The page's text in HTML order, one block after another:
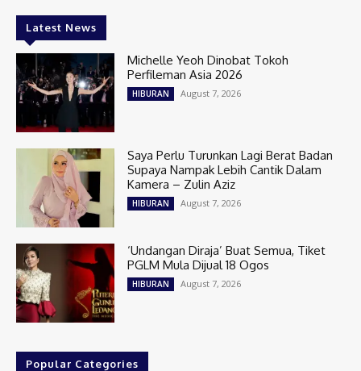
Latest News
Michelle Yeoh Dinobat Tokoh
Perfileman Asia 2026
HIBURAN August 7, 2026
Saya Perlu Turunkan Lagi Berat Badan
Supaya Nampak Lebih Cantik Dalam
Kamera – Zulin Aziz
HIBURAN August 7, 2026
‘Undangan Diraja’ Buat Semua, Tiket
PGLM Mula Dijual 18 Ogos
HIBURAN August 7, 2026
Popular Categories